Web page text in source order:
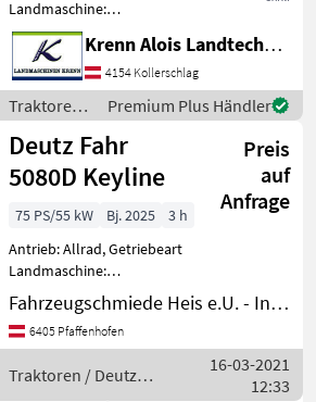
Landmaschine:
Schaltgetriebe, Plattform:
Kabine,
Zapfwellendrehzahl:
540/750/1000,
Höchstgeschwindigkeit in
km/h: 40 km/h, Aufladung:
Turbola
Krenn Alois Landtechnik GmbH
4154 Kollerschlag
Traktoren /
Deutz Fahr
Premium Plus Händler
Deutz Fahr
5080D Keyline
Preis
auf
Anfrage
75 PS/55 kW Bj. 2025
3 h
Antrieb: Allrad, Getriebeart
Landmaschine:
Schaltgetriebe, Plattform:
Kabine,
Zapfwellendrehzahl:
Höchstgeschwindigkeit in
Fahrzeugschmiede Heis e.U. - Inh. Johannes Heis
6405 Pfaffenhofen
Traktoren / Deutz
Fahr
16-03-2021
12:33